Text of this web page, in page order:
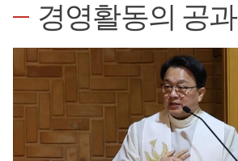
경영활동의 공과